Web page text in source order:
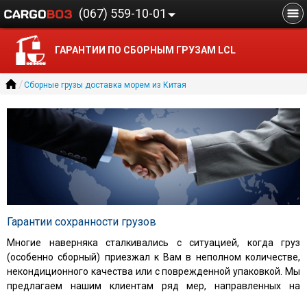
(067) 559-10-01
Главная
О компании
Авиадоставка грузов из Китая в Украину
Доставка контейнеров
Автодоставка
ГАРАНТИИ ПО СБОРНЫМ ГРУЗАМ LCL
/Сборные грузы доставка морем из Китая
Гарантии сохранности грузов
Многие наверняка сталкивались с ситуацией, когда груз
(особенно сборный) приезжал к Вам в неполном количестве,
некондиционного качества или с поврежденной упаковкой. Мы
предлагаем нашим клиентам ряд мер, направленных на